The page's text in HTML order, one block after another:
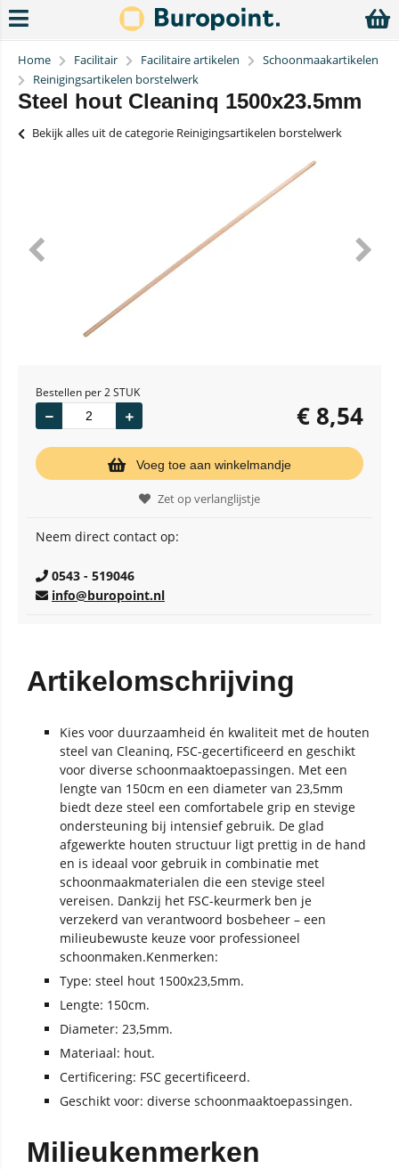
Home Facilitair Facilitaire artikelen
Schoonmaakartikelen
Reinigingsartikelen borstelwerk
Steel hout Cleaninq 1500x23.5mm
Bekijk alles uit de categorie Reinigingsartikelen borstelwerk
Bestellen per 2 STUK
€ 8,54
Voeg toe aan winkelmandje
Zet op verlanglijstje
Neem direct contact op:
0543 - 519046
info@buropoint.nl
Artikelomschrijving
Kies voor duurzaamheid én kwaliteit met de houten
steel van Cleaninq, FSC-gecertificeerd en geschikt
voor diverse schoonmaaktoepassingen. Met een
lengte van 150cm en een diameter van 23,5mm
biedt deze steel een comfortabele grip en stevige
ondersteuning bij intensief gebruik. De glad
afgewerkte houten structuur ligt prettig in de hand
en is ideaal voor gebruik in combinatie met
schoonmaakmaterialen die een stevige steel
vereisen. Dankzij het FSC-keurmerk ben je
verzekerd van verantwoord bosbeheer – een
milieubewuste keuze voor professioneel
schoonmaken.Kenmerken:
Type: steel hout 1500x23,5mm.
Lengte: 150cm.
Diameter: 23,5mm.
Materiaal: hout.
Certificering: FSC gecertificeerd.
Geschikt voor: diverse schoonmaaktoepassingen.
Milieukenmerken